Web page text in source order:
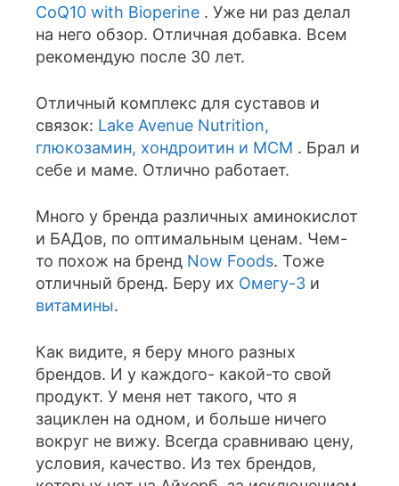
CoQ10 with Bioperine . Уже ни раз делал
на него обзор. Отличная добавка. Всем
рекомендую после 30 лет.
Отличный комплекс для суставов и
связок: Lake Avenue Nutrition,
глюкозамин, хондроитин и МСМ . Брал и
себе и маме. Отлично работает.
Много у бренда различных аминокислот
и БАДов, по оптимальным ценам. Чем-
то похож на бренд Now Foods. Тоже
отличный бренд. Беру их Омегу-3 и
витамины.
Как видите, я беру много разных
брендов. И у каждого- какой-то свой
продукт. У меня нет такого, что я
зациклен на одном, и больше ничего
вокруг не вижу. Всегда сравниваю цену,
условия, качество. Из тех брендов,